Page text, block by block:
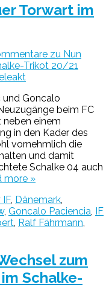
Torwart im
zu Nun
Trikot 20/21
und Goncalo
beim FC
einem
in den Kader des
vornehmlich die
und damit
Schalke 04 auch
more »
IF, Dänemark
, Goncalo Paciencia IF
Ralf Fährmann
zum
Schalke-